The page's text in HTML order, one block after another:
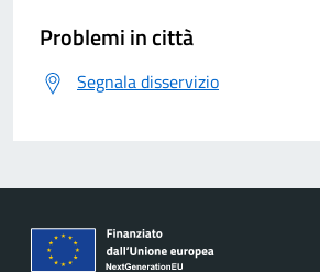
Problemi in città
Segnala disservizio